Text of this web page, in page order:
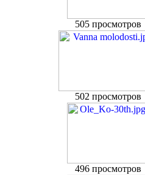
505 просмотров
502 просмотров
496 просмотров